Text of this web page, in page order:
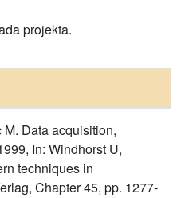
projekta.
Data acquisition,
In: Windhorst U,
techniques in
Chapter 45, pp. 1277-